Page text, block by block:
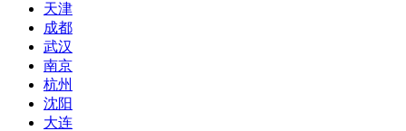
天津
成都
武汉
南京
杭州
沈阳
大连